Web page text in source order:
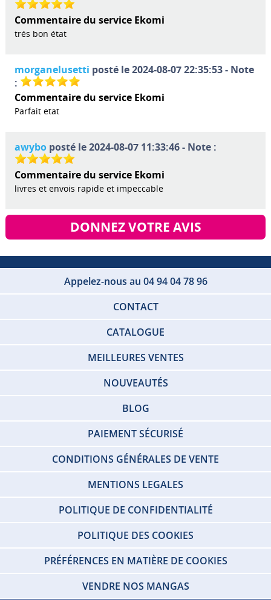
Commentaire du service Ekomi
trés bon état
morganelusetti posté le 2024-08-07 22:35:53 - Note
:
Commentaire du service Ekomi
Parfait etat
awyboposté le 2024-08-07 11:33:46 - Note :
Commentaire du service Ekomi
livres et envois rapide et impeccable
DONNEZ VOTRE AVIS
Appelez-nous au 04 94 04 78 96
CONTACT
CATALOGUE
MEILLEURES VENTES
NOUVEAUTÉS
BLOG
PAIEMENT SÉCURISÉ
CONDITIONS GÉNÉRALES DE VENTE
MENTIONS LEGALES
POLITIQUE DE CONFIDENTIALITÉ
POLITIQUE DES COOKIES
PRÉFÉRENCES EN MATIÈRE DE COOKIES
VENDRE NOS MANGAS